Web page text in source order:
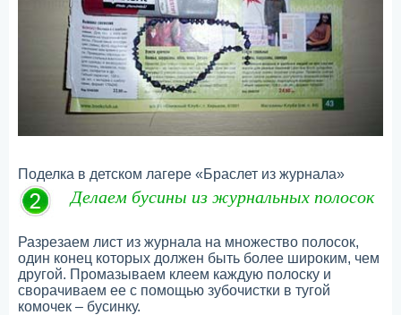
Поделка в детском лагере «Браслет из журнала»
Делаем бусины из журнальных полосок
Разрезаем лист из журнала на множество полосок,
один конец которых должен быть более широким, чем
другой. Промазываем клеем каждую полоску и
сворачиваем ее с помощью зубочистки в тугой
комочек – бусинку.